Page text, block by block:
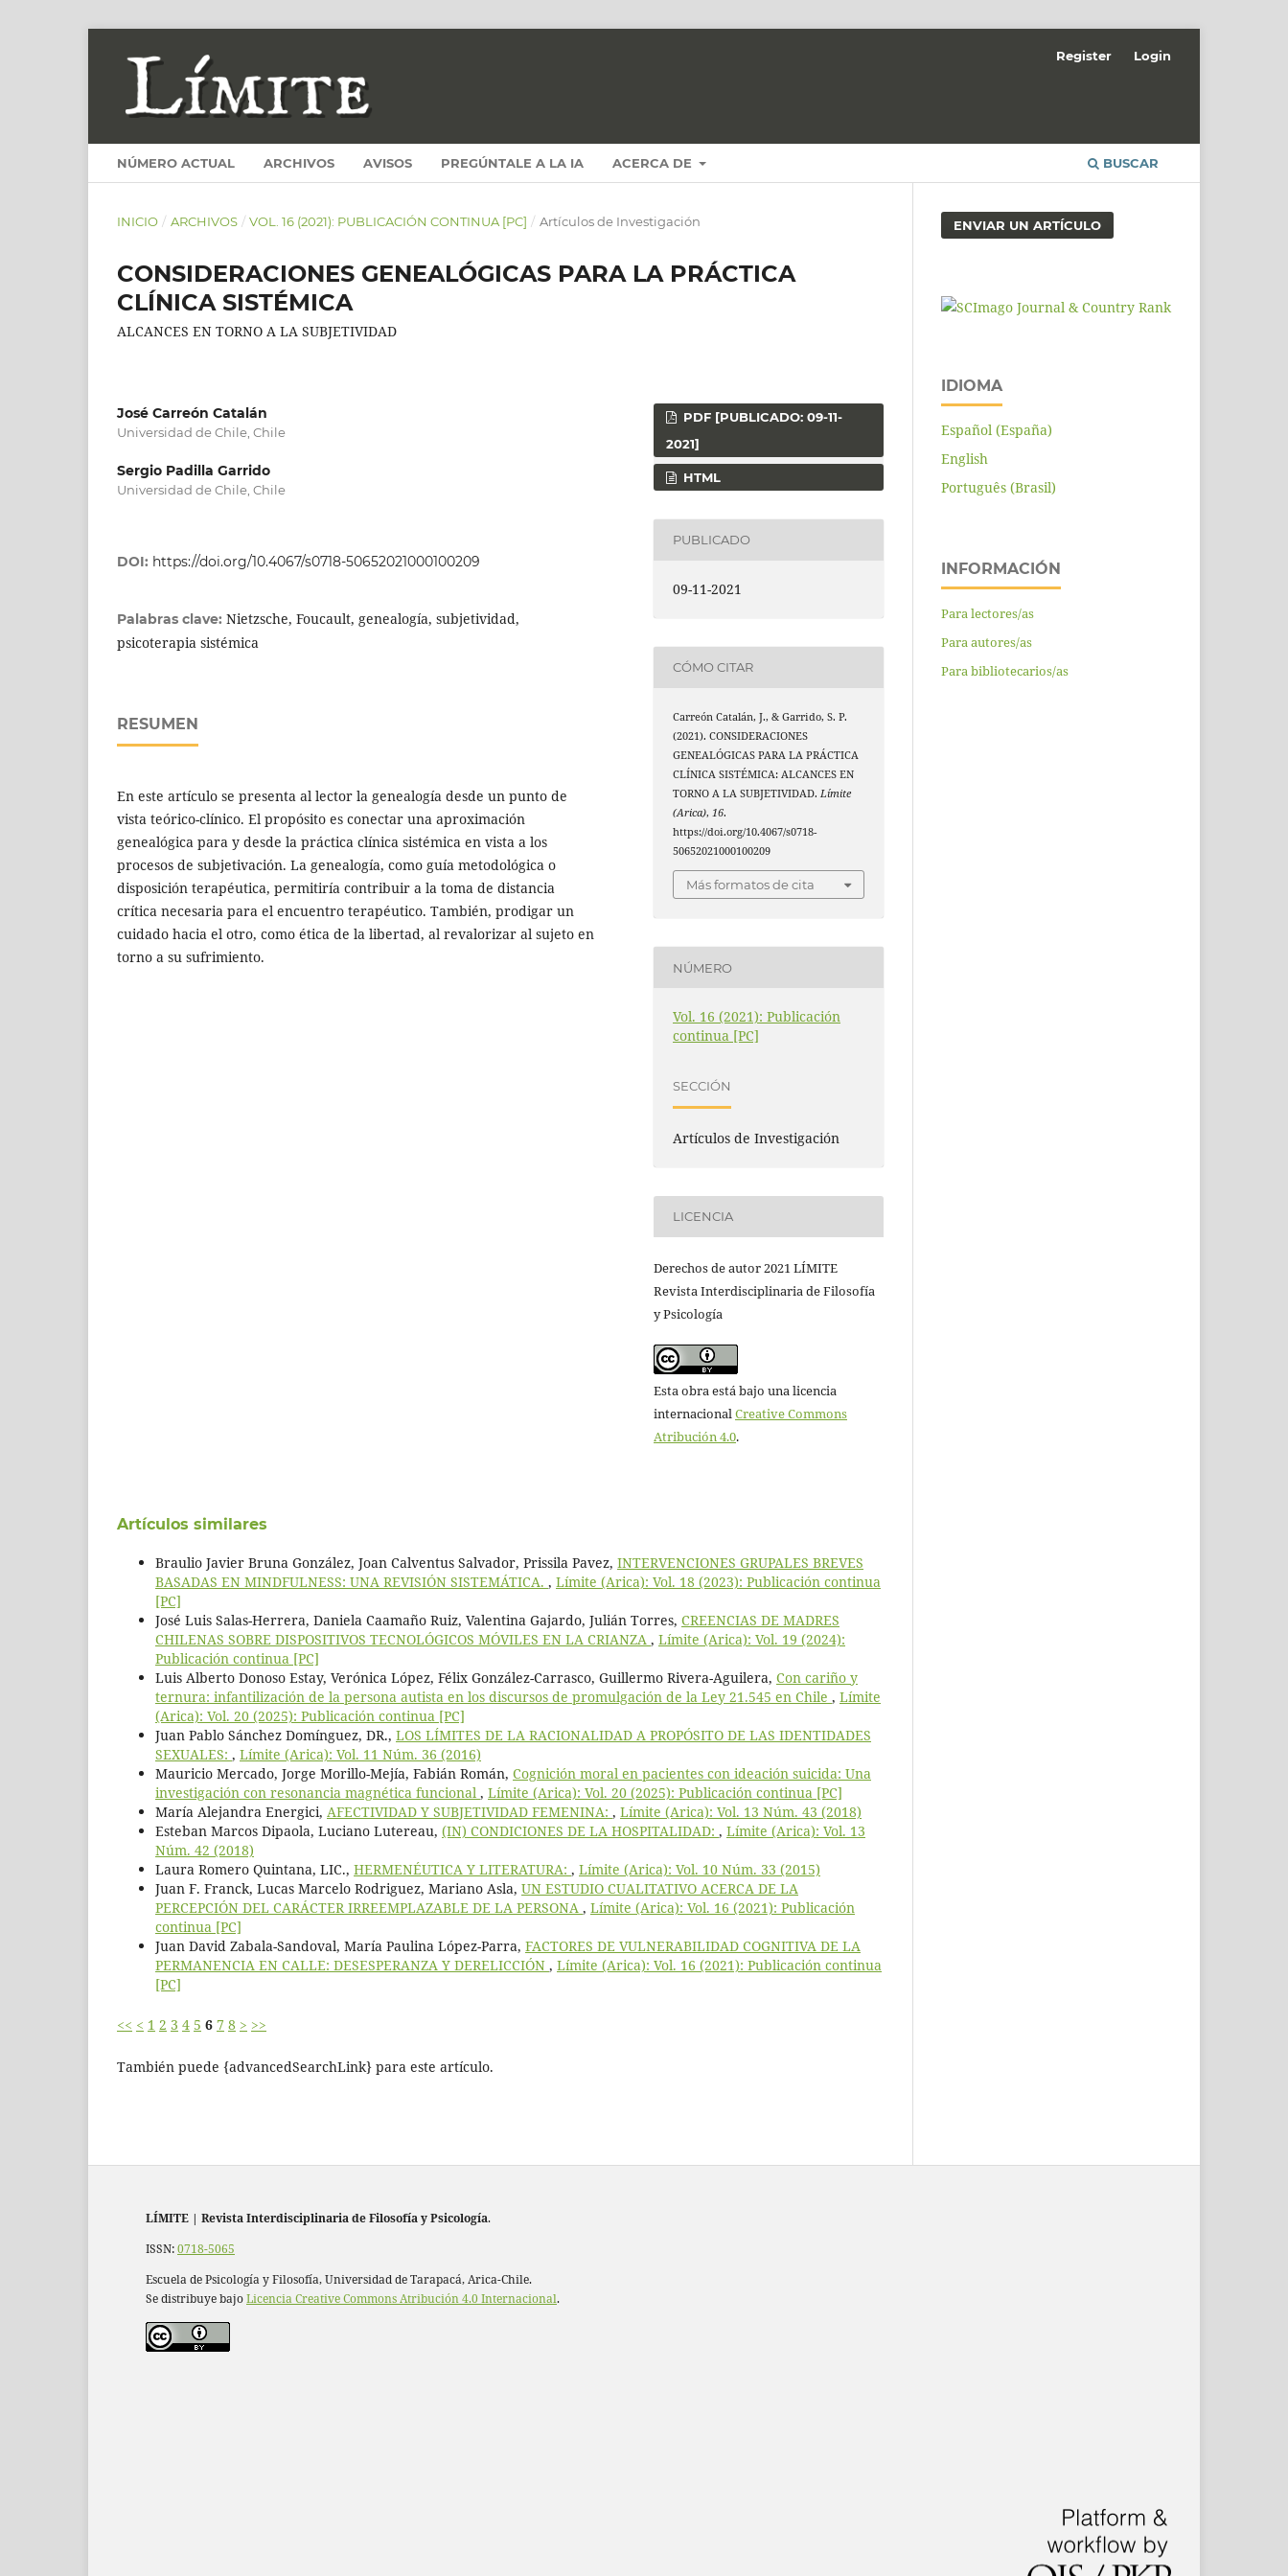
NÚMERO ACTUAL ARCHIVOS AVISOS PREGÚNTALE A LA IA ACERCA DE BUSCAR
Register Login
INICIO / ARCHIVOS / VOL. 16 (2021): PUBLICACIÓN CONTINUA [PC] / Artículos de Investigación
CONSIDERACIONES GENEALÓGICAS PARA LA PRÁCTICA
CLÍNICA SISTÉMICA
ALCANCES EN TORNO A LA SUBJETIVIDAD
José Carreón Catalán
Universidad de Chile, Chile
Sergio Padilla Garrido
Universidad de Chile, Chile
DOI: https://doi.org/10.4067/s0718-50652021000100209
Palabras clave: Nietzsche, Foucault, genealogía, subjetividad,
psicoterapia sistémica
RESUMEN
En este artículo se presenta al lector la genealogía desde un punto de
vista teórico-clínico. El propósito es conectar una aproximación
genealógica para y desde la práctica clínica sistémica en vista a los
procesos de subjetivación. La genealogía, como guía metodológica o
disposición terapéutica, permitiría contribuir a la toma de distancia
crítica necesaria para el encuentro terapéutico. También, prodigar un
cuidado hacia el otro, como ética de la libertad, al revalorizar al sujeto en
torno a su sufrimiento.
PDF [PUBLICADO: 09-11-
2021]
HTML
PUBLICADO
09-11-2021
CÓMO CITAR
Carreón Catalán, J., & Garrido, S. P.
(2021). CONSIDERACIONES
GENEALÓGICAS PARA LA PRÁCTICA
CLÍNICA SISTÉMICA: ALCANCES EN
TORNO A LA SUBJETIVIDAD.Límite
(Arica),16.
https://doi.org/10.4067/s0718-
50652021000100209
Más formatos de cita
NÚMERO
Vol. 16 (2021): Publicación
continua [PC]
SECCIÓN
Artículos de Investigación
LICENCIA
Derechos de autor 2021 LÍMITE
Revista Interdisciplinaria de Filosofía
y Psicología
Esta obra está bajo una licencia
internacional Creative Commons
Atribución 4.0.
Artículos similares
Braulio Javier Bruna González, Joan Calventus Salvador, Prissila Pavez, INTERVENCIONES GRUPALES BREVES
BASADAS EN MINDFULNESS: UNA REVISIÓN SISTEMÁTICA. , Límite (Arica): Vol. 18 (2023): Publicación continua
[PC]
José Luis Salas-Herrera, Daniela Caamaño Ruiz, Valentina Gajardo, Julián Torres, CREENCIAS DE MADRES
CHILENAS SOBRE DISPOSITIVOS TECNOLÓGICOS MÓVILES EN LA CRIANZA , Límite (Arica): Vol. 19 (2024):
Publicación continua [PC]
Luis Alberto Donoso Estay, Verónica López, Félix González-Carrasco, Guillermo Rivera-Aguilera, Con cariño y
ternura: infantilización de la persona autista en los discursos de promulgación de la Ley 21.545 en Chile , Límite
(Arica): Vol. 20 (2025): Publicación continua [PC]
Juan Pablo Sánchez Domínguez, DR., LOS LÍMITES DE LA RACIONALIDAD A PROPÓSITO DE LAS IDENTIDADES
SEXUALES: , Límite (Arica): Vol. 11 Núm. 36 (2016)
Mauricio Mercado, Jorge Morillo-Mejía, Fabián Román, Cognición moral en pacientes con ideación suicida: Una
investigación con resonancia magnética funcional , Límite (Arica): Vol. 20 (2025): Publicación continua [PC]
María Alejandra Energici, AFECTIVIDAD Y SUBJETIVIDAD FEMENINA: , Límite (Arica): Vol. 13 Núm. 43 (2018)
Esteban Marcos Dipaola, Luciano Lutereau, (IN) CONDICIONES DE LA HOSPITALIDAD: , Límite (Arica): Vol. 13
Núm. 42 (2018)
Laura Romero Quintana, LIC., HERMENÉUTICA Y LITERATURA: , Límite (Arica): Vol. 10 Núm. 33 (2015)
Juan F. Franck, Lucas Marcelo Rodriguez, Mariano Asla, UN ESTUDIO CUALITATIVO ACERCA DE LA
PERCEPCIÓN DEL CARÁCTER IRREEMPLAZABLE DE LA PERSONA , Límite (Arica): Vol. 16 (2021): Publicación
continua [PC]
Juan David Zabala-Sandoval, María Paulina López-Parra, FACTORES DE VULNERABILIDAD COGNITIVA DE LA
PERMANENCIA EN CALLE: DESESPERANZA Y DERELICCIÓN , Límite (Arica): Vol. 16 (2021): Publicación continua
[PC]
<< < 1 2 3 4 5 6 7 8 > >>
También puede {advancedSearchLink} para este artículo.
ENVIAR UN ARTÍCULO
IDIOMA
Español (España)
English
Português (Brasil)
INFORMACIÓN
Para lectores/as
Para autores/as
Para bibliotecarios/as
LÍMITE | Revista Interdisciplinaria de Filosofía y Psicología.
ISSN:0718-5065
Escuela de Psicología y Filosofía, Universidad de Tarapacá, Arica-Chile.
Se distribuye bajoLicencia Creative Commons Atribución 4.0 Internacional.